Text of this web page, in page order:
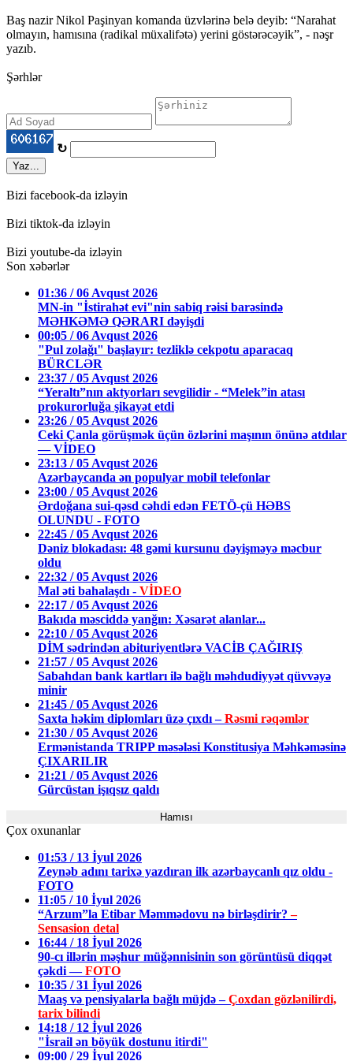
Baş nazir Nikol Paşinyan komanda üzvlərinə belə deyib: “Narahat
olmayın, hamısına (radikal müxalifətə) yerini göstərəcəyik”, - nəşr
yazıb.
Şərhlər
↻
Yaz...
Bizi facebook-da izləyin
Bizi tiktok-da izləyin
Bizi youtube-da izləyin
Son xəbərlər
01:36 / 06 Avqust 2026
MN-in "İstirahət evi"nin sabiq rəisi barəsində
MƏHKƏMƏ QƏRARI dəyişdi
00:05 / 06 Avqust 2026
"Pul zolağı" başlayır: tezliklə cekpotu aparacaq
BÜRCLƏR
23:37 / 05 Avqust 2026
“Yeraltı”nın aktyorları sevgilidir - “Melek”in atası
prokurorluğa şikayət etdi
23:26 / 05 Avqust 2026
Ceki Çanla görüşmək üçün özlərini maşının önünə atdılar
— VİDEO
23:13 / 05 Avqust 2026
Azərbaycanda ən populyar mobil telefonlar
23:00 / 05 Avqust 2026
Ərdoğana sui-qəsd cəhdi edən FETÖ-çü HƏBS
OLUNDU - FOTO
22:45 / 05 Avqust 2026
Dəniz blokadası: 48 gəmi kursunu dəyişməyə məcbur
oldu
22:32 / 05 Avqust 2026
Mal əti bahalaşdı - VİDEO
22:17 / 05 Avqust 2026
Bakıda məsciddə yanğın: Xəsarət alanlar...
22:10 / 05 Avqust 2026
DİM sədrindən abituriyentlərə VACİB ÇAĞIRIŞ
21:57 / 05 Avqust 2026
Sabahdan bank kartları ilə bağlı məhdudiyyət qüvvəyə
minir
21:45 / 05 Avqust 2026
Saxta həkim diplomları üzə çıxdı –Rəsmi rəqəmlər
21:30 / 05 Avqust 2026
Ermənistanda TRIPP məsələsi Konstitusiya Məhkəməsinə
ÇIXARILIR
21:21 / 05 Avqust 2026
Gürcüstan işıqsız qaldı
Hamısı
Çox oxunanlar
01:53 / 13 İyul 2026
Zeynəb adını tarixə yazdıran ilk azərbaycanlı qız oldu -
FOTO
11:05 / 10 İyul 2026
“Arzum”la Etibar Məmmədovu nə birləşdirir?–
Sensasion detal
16:44 / 18 İyul 2026
90-cı illərin məşhur müğənnisinin son görüntüsü diqqət
çəkdi —FOTO
10:35 / 31 İyul 2026
Maaş və pensiyalarla bağlı müjdə –Çoxdan gözlənilirdi,
tarix bilindi
14:18 / 12 İyul 2026
"İsrail ən böyük dostunu itirdi"
09:00 / 29 İyul 2026